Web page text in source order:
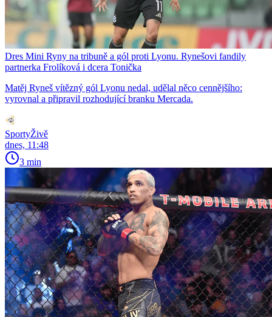
Dres Mini Ryny na tribuně a gól proti Lyonu. Rynešovi fandily
partnerka Frolíková i dcera Tonička
Matěj Ryneš vítězný gól Lyonu nedal, udělal něco cennějšího:
vyrovnal a připravil rozhodující branku Mercada.
SportyŽivě
dnes, 11:48
3 min